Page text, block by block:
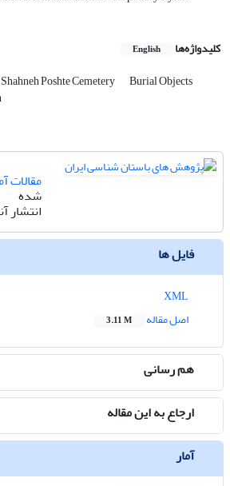
کلیدواژه‌ها English
Shahneh Poshte Cemetery Burial Objects
مقالات
شده
انتشار آنلاین
فایل ها
اصل مقاله
3.11 M
هم رسانی
ارجاع به این مقاله
آمار